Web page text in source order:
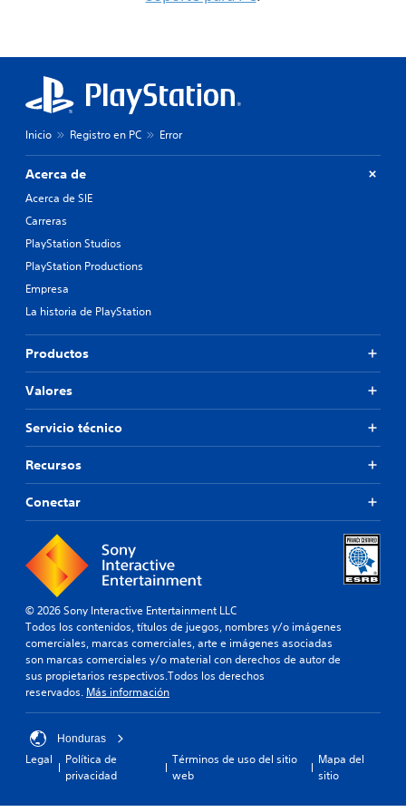
Inicio Registro en PC Error
Acerca de
Acerca de SIE
Carreras
PlayStation Studios
PlayStation Productions
Empresa
La historia de PlayStation
Productos
Valores
Servicio técnico
Recursos
Conectar
© 2026 Sony Interactive Entertainment LLC
Todos los contenidos, títulos de juegos, nombres y/o imágenes
comerciales, marcas comerciales, arte e imágenes asociadas
son marcas comerciales y/o material con derechos de autor de
sus propietarios respectivos.Todos los derechos
reservados. Más información
Honduras
Legal
Política de
privacidad
Términos de uso del sitio
web
Mapa del
sitio